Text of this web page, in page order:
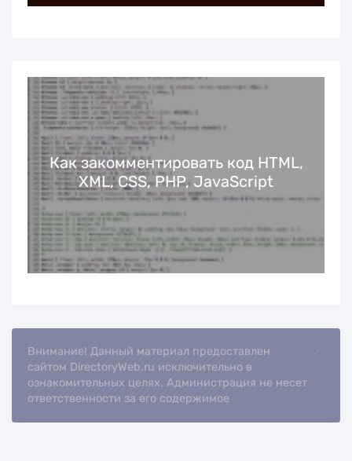
Как закомментировать код HTML,
XML, CSS, PHP, JavaScript
Внимание! Данный материал предоставлен
сайтом DirectoryWeb.ru исключительно в
ознакомительных целях. Администрация не несет
ответственности за его содержимое